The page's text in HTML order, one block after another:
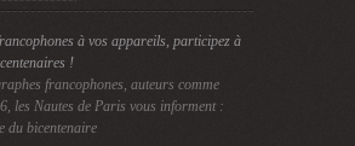
à vos appareils, participez à
!
francophones, auteurs comme
les Nautes de Paris vous informent :
du bicentenaire